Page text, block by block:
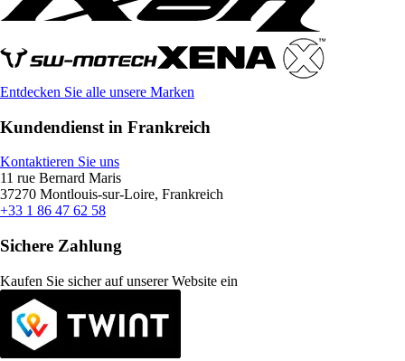
Entdecken Sie alle unsere Marken
Kundendienst in Frankreich
Kontaktieren Sie uns
11 rue Bernard Maris
37270 Montlouis-sur-Loire, Frankreich
+33 1 86 47 62 58
Sichere Zahlung
Kaufen Sie sicher auf unserer Website ein